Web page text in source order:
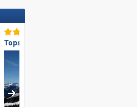
Topskigebiedsgrootte